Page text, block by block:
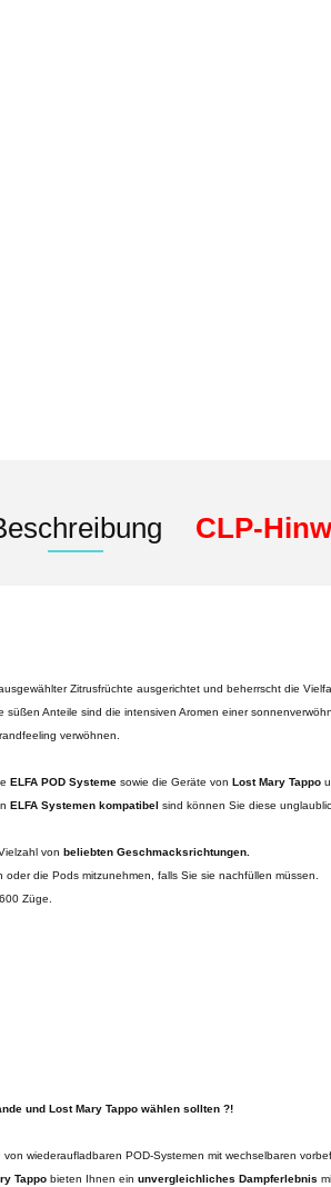
CLP-
Zitrusfrüchte ausgerichtet und beherrscht die
Anteile sind die intensiven Aromen einer
verwöhnen.
ELFA POD Systeme sowie die Geräte von Lost Mary Tappo
ELFA Systemen kompatibel sind können Sie diese
von beliebten Geschmacksrichtungen.
die Pods mitzunehmen, falls Sie sie nachfüllen müssen.
Züge.
und Lost Mary Tappo wählen sollten ?!
wiederaufladbaren POD-Systemen mit wechselbaren
Tappo bieten Ihnen ein unvergleichliches Dampferlebnis